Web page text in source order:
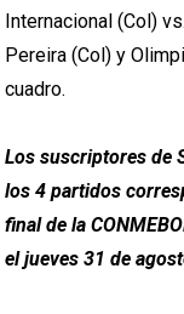
Internacional (Col)
Pereira (Col) y
cuadro.
Los suscriptores de
los 4 partidos
final de la
el jueves 31 de